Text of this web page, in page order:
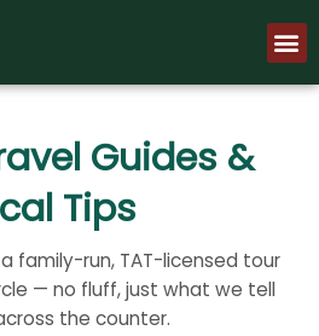
Guides &
Tips
family-run, TAT-licensed tour
— no fluff, just what we tell
the counter.